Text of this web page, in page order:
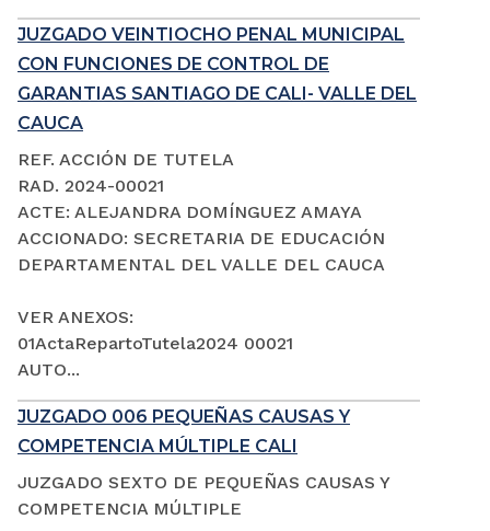
JUZGADO VEINTIOCHO PENAL MUNICIPAL
CON FUNCIONES DE CONTROL DE
GARANTIAS SANTIAGO DE CALI- VALLE DEL
CAUCA
REF. ACCIÓN DE TUTELA
RAD. 2024-00021
ACTE: ALEJANDRA DOMÍNGUEZ AMAYA
ACCIONADO: SECRETARIA DE EDUCACIÓN
DEPARTAMENTAL DEL VALLE DEL CAUCA
VER ANEXOS:
01ActaRepartoTutela2024 00021
AUTO...
JUZGADO 006 PEQUEÑAS CAUSAS Y
COMPETENCIA MÚLTIPLE CALI
JUZGADO SEXTO DE PEQUEÑAS CAUSAS Y
COMPETENCIA MÚLTIPLE